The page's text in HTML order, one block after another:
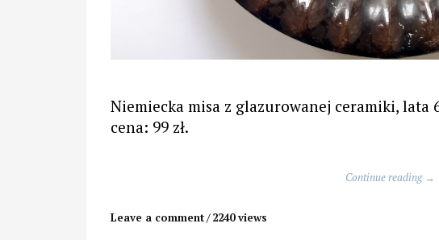
Niemiecka misa z glazurowanej ceramiki, lata
cena: 99 zł.
Continue reading →
Leave a comment 2240 views